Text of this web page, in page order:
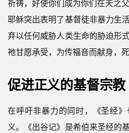
祈祷，好使你们成为你们在天之
耶稣突出表明了基督徒非暴力生
弃以任何威胁人类生命的胁迫形
祂甘愿承受，为传福音而献身，死
促进正义的基督宗教
在呼吁非暴力的同时，《圣经
义。《出谷记》是希伯来圣经的